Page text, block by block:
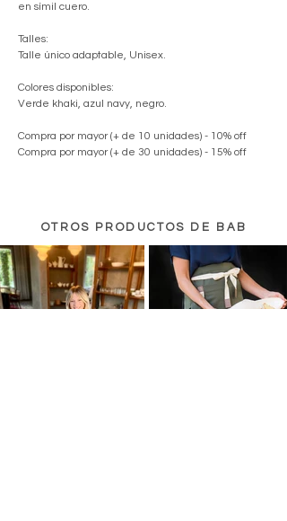
en símil cuero.
Talles:
Talle único adaptable, Unisex.
Colores disponibles:
Verde khaki, azul navy, negro.
Compra por mayor (+ de 10 unidades) - 10% off
Compra por mayor (+ de 30 unidades) - 15% off
OTROS PRODUCTOS DE BAB